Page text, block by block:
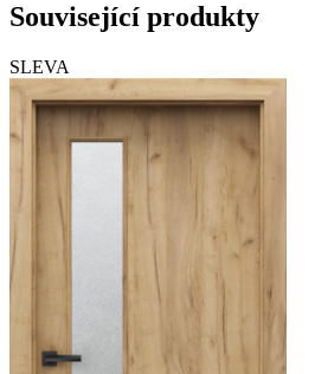
Související produkty
SLEVA